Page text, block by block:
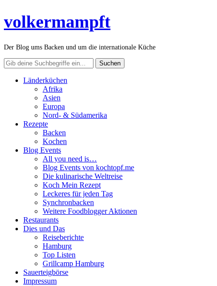
volkermampft
Der Blog ums Backen und um die internationale Küche
Länderküchen
Afrika
Asien
Europa
Nord- & Südamerika
Rezepte
Backen
Kochen
Blog Events
All you need is…
Blog Events von kochtopf.me
Die kulinarische Weltreise
Koch Mein Rezept
Leckeres für jeden Tag
Synchronbacken
Weitere Foodblogger Aktionen
Restaurants
Dies und Das
Reiseberichte
Hamburg
Top Listen
Grillcamp Hamburg
Sauerteigbörse
Impressum